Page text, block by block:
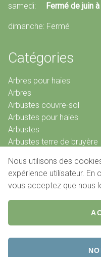
samedi:
Fermé de juin
dimanche: Fermé
Catégories
Arbres pour haies
Arbres
Arbustes couvre-sol
Arbustes pour haies
Arbustes
Arbustes terre de bruyère
Conifères
© 2026 Pépinières De
Pied
de
Conditions de vente
Contact
Nous utilisons des
expérience utilisateur. En
vous acceptez que nous